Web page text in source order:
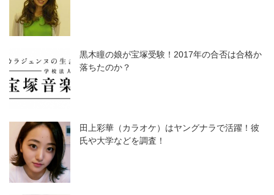
黒木瞳の娘が宝塚受験！2017年の合否は合格か
落ちたのか？
田上彩華（カラオケ）はヤングナラで活躍！彼
氏や大学などを調査！